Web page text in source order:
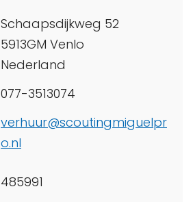
Schaapsdijkweg 52
5913GM Venlo
Nederland
077-3513074
verhuur@scoutingmiguelpr
o.nl
485991